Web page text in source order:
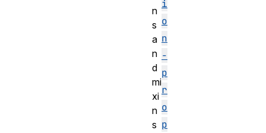
i
o
n
-
p
r
o
p
n
s
a
n
d
mi
xi
n
s